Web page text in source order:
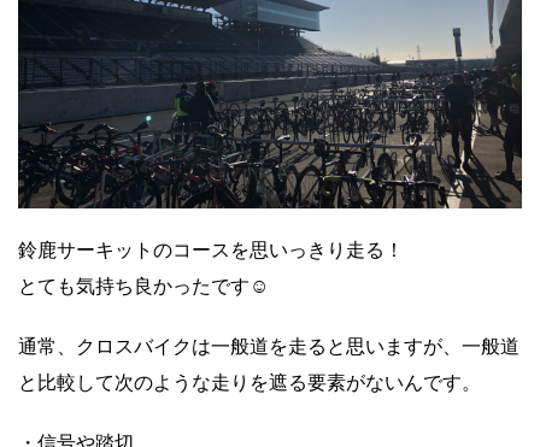
鈴鹿サーキットのコースを思いっきり走る！
とても気持ち良かったです ☺️
通常、クロスバイクは一般道を走ると思いますが、一般道
と比較して次のような走りを遮る要素がないんです。
・信号や踏切